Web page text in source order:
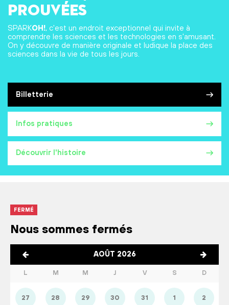
Billetterie
Infos pratiques
Découvrir l'histoire
prouvées
SPARKOH!, c'est un endroit exceptionnel qui invite à
comprendre les sciences et les technologies en s'amusant.
On y découvre de manière originale et ludique la place des
sciences dans la vie de tous les jours.
FERMÉ
Nous sommes fermés
AOÛT 2026
L M M J V S D
27 28 29 30 31 1 2